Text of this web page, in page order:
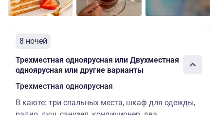
8 ночей
Трехместная одноярусная или Двухместная
одноярусная или другие варианты
Трехместная одноярусная
В каюте: три спальных места, шкаф для одежды,